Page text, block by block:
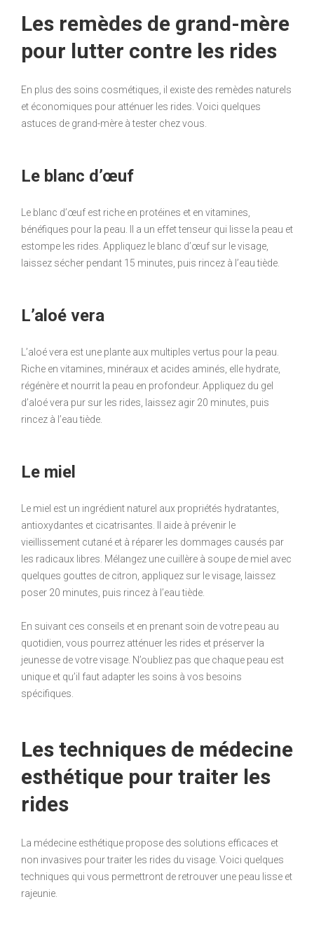
Les remèdes de grand-mère
pour lutter contre les rides
En plus des soins cosmétiques, il existe des remèdes naturels
et économiques pour atténuer les rides. Voici quelques
astuces de grand-mère à tester chez vous.
Le blanc d’œuf
Le blanc d’œuf est riche en protéines et en vitamines,
bénéfiques pour la peau. Il a un effet tenseur qui lisse la peau et
estompe les rides. Appliquez le blanc d’œuf sur le visage,
laissez sécher pendant 15 minutes, puis rincez à l’eau tiède.
L’aloé vera
L’aloé vera est une plante aux multiples vertus pour la peau.
Riche en vitamines, minéraux et acides aminés, elle hydrate,
régénère et nourrit la peau en profondeur. Appliquez du gel
d’aloé vera pur sur les rides, laissez agir 20 minutes, puis
rincez à l’eau tiède.
Le miel
Le miel est un ingrédient naturel aux propriétés hydratantes,
antioxydantes et cicatrisantes. Il aide à prévenir le
vieillissement cutané et à réparer les dommages causés par
les radicaux libres. Mélangez une cuillère à soupe de miel avec
quelques gouttes de citron, appliquez sur le visage, laissez
poser 20 minutes, puis rincez à l’eau tiède.
En suivant ces conseils et en prenant soin de votre peau au
quotidien, vous pourrez atténuer les rides et préserver la
jeunesse de votre visage. N’oubliez pas que chaque peau est
unique et qu’il faut adapter les soins à vos besoins
spécifiques.
Les techniques de médecine
esthétique pour traiter les
rides
La médecine esthétique propose des solutions efficaces et
non invasives pour traiter les rides du visage. Voici quelques
techniques qui vous permettront de retrouver une peau lisse et
rajeunie.